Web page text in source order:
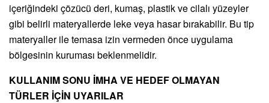
içeriğindeki çözücü deri, kumaş, plastik ve cilalı yüzeyler
gibi belirli materyallerde leke veya hasar bırakabilir. Bu tip
materyaller ile temasa izin vermeden önce uygulama
bölgesinin kuruması beklenmelidir.
KULLANIM SONU İMHA VE HEDEF OLMAYAN
TÜRLER İÇİN UYARILAR